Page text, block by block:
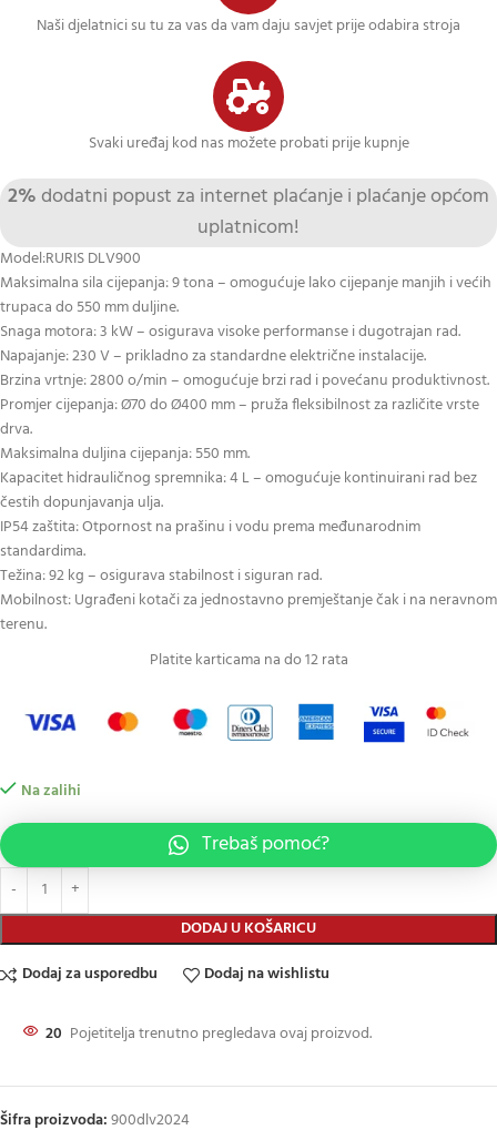
Naši djelatnici su tu za vas da vam daju savjet prije odabira stroja
Svaki uređaj kod nas možete probati prije kupnje
2% dodatni popust za internet plaćanje i plaćanje općom
uplatnicom!
Model:RURIS DLV900
Maksimalna sila cijepanja: 9 tona – omogućuje lako cijepanje manjih i većih
trupaca do 550 mm duljine.
Snaga motora: 3 kW – osigurava visoke performanse i dugotrajan rad.
Napajanje: 230 V – prikladno za standardne električne instalacije.
Brzina vrtnje: 2800 o/min – omogućuje brzi rad i povećanu produktivnost.
Promjer cijepanja: Ø70 do Ø400 mm – pruža fleksibilnost za različite vrste
drva.
Maksimalna duljina cijepanja: 550 mm.
Kapacitet hidrauličnog spremnika: 4 L – omogućuje kontinuirani rad bez
čestih dopunjavanja ulja.
IP54 zaštita: Otpornost na prašinu i vodu prema međunarodnim
standardima.
Težina: 92 kg – osigurava stabilnost i siguran rad.
Mobilnost: Ugrađeni kotači za jednostavno premještanje čak i na neravnom
terenu.
Platite karticama na do 12 rata
Na zalihi
DODAJ U KOŠARICU
Trebaš pomoć?
Dodaj za usporedbu Dodaj na wishlistu
20 Pojetitelja trenutno pregledava ovaj proizvod.
Šifra proizvoda:900dlv2024